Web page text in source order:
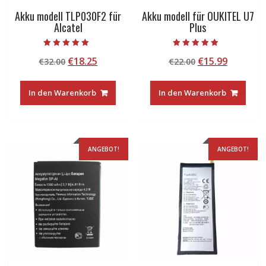
Akku modell TLP030F2 für
Alcatel
5.00
von 5
€32.00 Ursprünglicher
war:
€32.00
€18.25
ist:
€18.25.
In den Warenkorb
Akku modell für OUKITEL U7
Plus
5.00
von 5
€22.00 Ursprünglicher
war:
€22.00
€15.99
ist:
€15.99.
In den Warenkorb
ANGEBOT! ANGEBOT!